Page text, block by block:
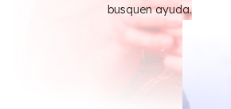
busquen ayuda.